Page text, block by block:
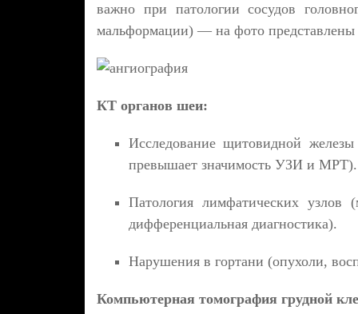
важно при патологии сосудов
мальформации) — на фото
КТ органов шеи:
Исследование щитовидной
превышает значимость УЗИ и МРТ).
Патология лимфатических узлов
дифференциальная диагностика).
Нарушения в гортани (опухоли,
Компьютерная томография грудной